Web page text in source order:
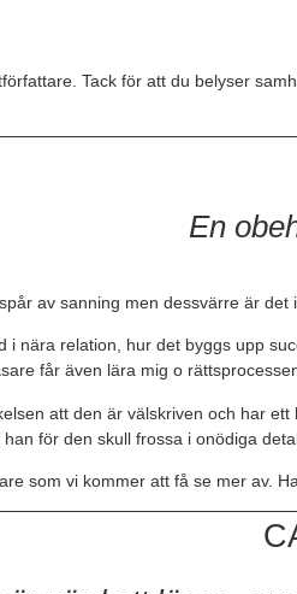
Tack för att du belyser
En
av sanning men dessvärre är
i nära relation, hur det byggs upp
får även lära mig o
att den är välskriven och har
för den skull frossa i onödiga
som vi kommer att få se mer av.